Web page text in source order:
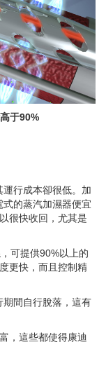
于90%
行成本卻很低。加
的蒸汽加濕器便宜
很快收回，尤其是
可提供90%以上的
更快，而且控制精
期間自行脫落，這有
，這些都使得康迪